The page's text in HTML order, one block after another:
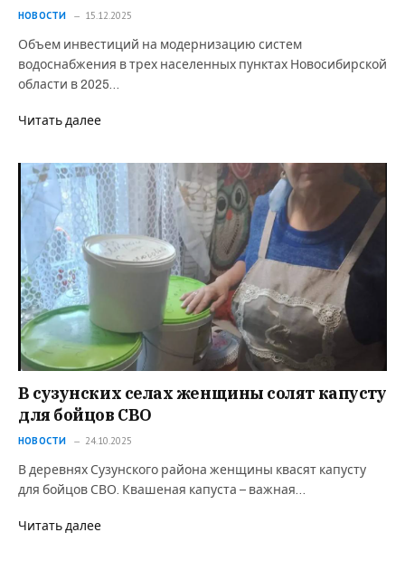
НОВОСТИ 15.12.2025
Объем инвестиций на модернизацию систем
водоснабжения в трех населенных пунктах Новосибирской
области в 2025…
Читать далее
В сузунских селах женщины солят капусту
для бойцов СВО
НОВОСТИ 24.10.2025
В деревнях Сузунского района женщины квасят капусту
для бойцов СВО. Квашеная капуста – важная…
Читать далее